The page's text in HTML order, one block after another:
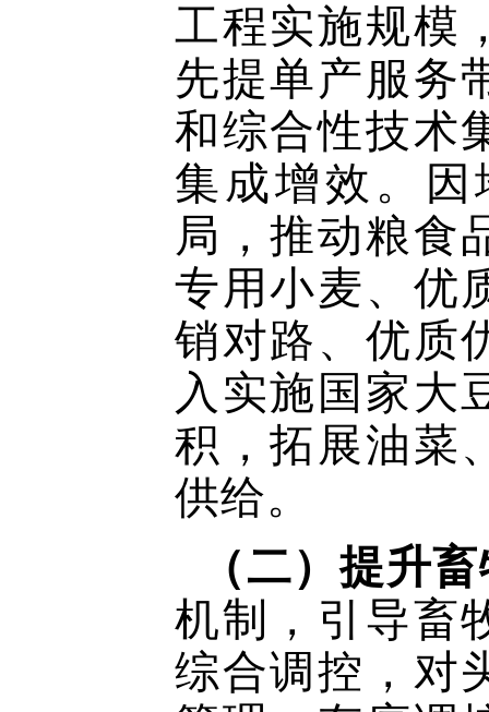
工程实施规模
先提单产服务
和综合性技术
集成增效。
局，推动粮食
专用小麦、优
销对路、优质
入实施国家大
积，拓展油菜
供给。
（二）提升
机制，引导畜
综合调控，对